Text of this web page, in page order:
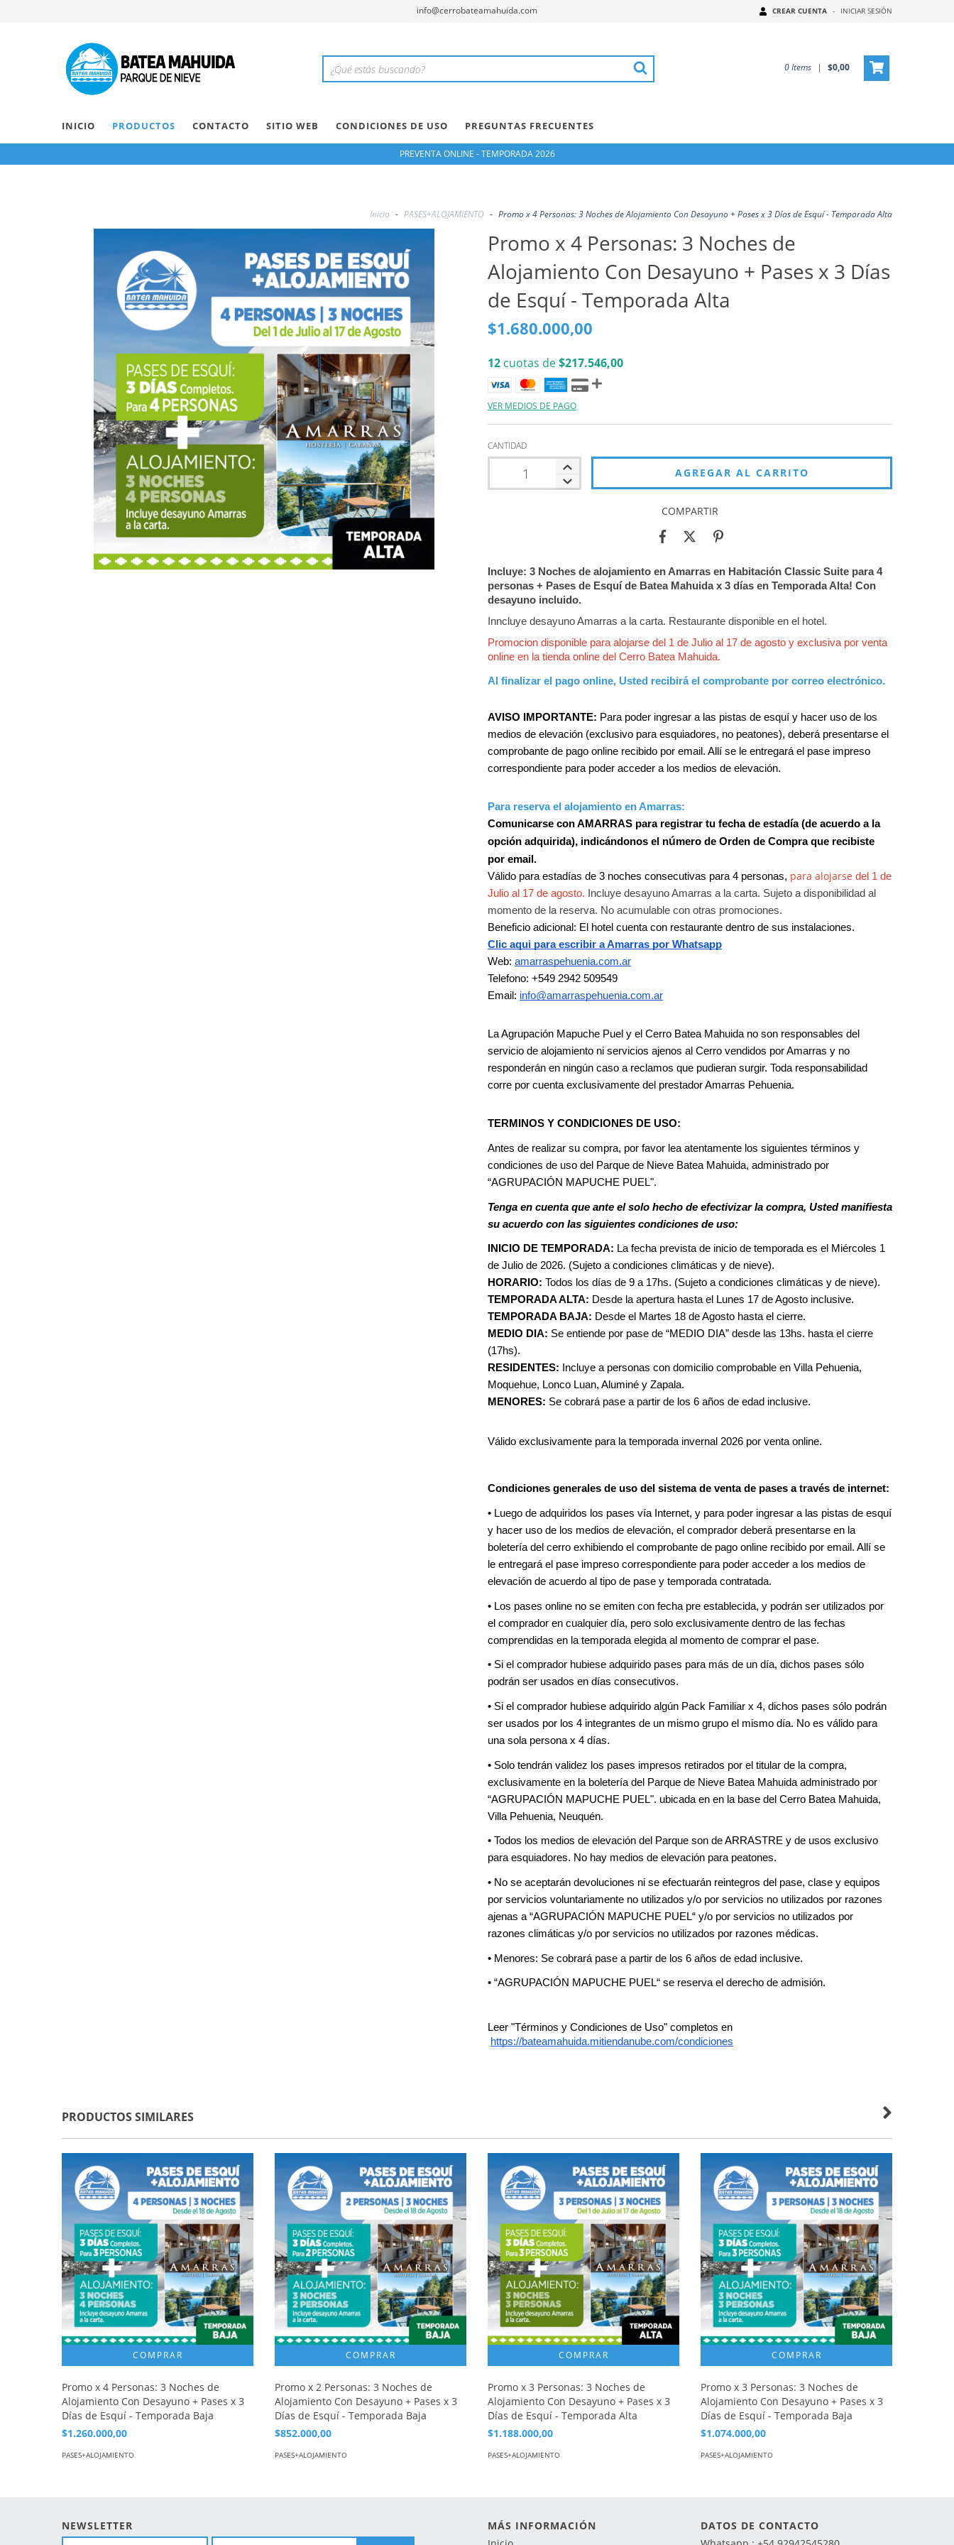
info@cerrobateamahuida.com CREAR CUENTA - INICIAR SESIÓN
0Items | $0,00
INICIO PRODUCTOS CONTACTO SITIO WEB CONDICIONES DE USO PREGUNTAS FRECUENTES
PREVENTA ONLINE - TEMPORADA 2026
Inicio - PASES+ALOJAMIENTO - Promo x 4 Personas: 3 Noches de Alojamiento Con Desayuno + Pases x 3 Días de Esquí - Temporada Alta
Promo x 4 Personas: 3 Noches de
Alojamiento Con Desayuno + Pases x 3 Días
de Esquí - Temporada Alta
$1.680.000,00
12 cuotas de$217.546,00
VER MEDIOS DE PAGO
CANTIDAD
COMPARTIR
Incluye: 3 Noches de alojamiento en Amarras en Habitación Classic Suite para 4
personas + Pases de Esquí de Batea Mahuida x 3 días en Temporada Alta! Con
desayuno incluido.
Inncluye desayuno Amarras a la carta. Restaurante disponible en el hotel.
Promocion disponible para alojarse del 1 de Julio al 17 de agosto y exclusiva por venta
online en la tienda online del Cerro Batea Mahuida.
Al finalizar el pago online, Usted recibirá el comprobante por correo electrónico.
AVISO IMPORTANTE: Para poder ingresar a las pistas de esquí y hacer uso de los
medios de elevación (exclusivo para esquiadores, no peatones), deberá presentarse el
comprobante de pago online recibido por email. Allí se le entregará el pase impreso
correspondiente para poder acceder a los medios de elevación.
Para reserva el alojamiento en Amarras:
Comunicarse con AMARRAS para registrar tu fecha de estadía (de acuerdo a la
opción adquirida), indicándonos el número de Orden de Compra que recibiste
por email.
Válido para estadías de 3 noches consecutivas para 4 personas, para alojarse del 1 de
Julio al 17 de agosto.
Incluye desayuno Amarras a la carta. Sujeto a disponibilidad al
momento de la reserva. No acumulable con otras promociones.
Beneficio adicional: El hotel cuenta con restaurante dentro de sus instalaciones.
Clic aqui para escribir a Amarras por Whatsapp
Web: amarraspehuenia.com.ar
Telefono: +549 2942 509549
Email: info@amarraspehuenia.com.ar
La Agrupación Mapuche Puel y el Cerro Batea Mahuida no son responsables del
servicio de alojamiento ni servicios ajenos al Cerro vendidos por Amarras y no
responderán en ningún caso a reclamos que pudieran surgir. Toda responsabilidad
corre por cuenta exclusivamente del prestador Amarras Pehuenia.
TERMINOS Y CONDICIONES DE USO:
Antes de realizar su compra, por favor lea atentamente los siguientes términos y
condiciones de uso del Parque de Nieve Batea Mahuida, administrado por
“AGRUPACIÓN MAPUCHE PUEL".
Tenga en cuenta que ante el solo hecho de efectivizar la compra, Usted manifiesta
su acuerdo con las siguientes condiciones de uso:
INICIO DE TEMPORADA: La fecha prevista de inicio de temporada es el Miércoles 1
de Julio de 2026. (Sujeto a condiciones climáticas y de nieve).
HORARIO: Todos los días de 9 a 17hs. (Sujeto a condiciones climáticas y de nieve).
TEMPORADA ALTA: Desde la apertura hasta el Lunes 17 de Agosto inclusive.
TEMPORADA BAJA: Desde el Martes 18 de Agosto hasta el cierre.
MEDIO DIA: Se entiende por pase de “MEDIO DIA” desde las 13hs. hasta el cierre
(17hs).
RESIDENTES: Incluye a personas con domicilio comprobable en Villa Pehuenia,
Moquehue, Lonco Luan, Aluminé y Zapala.
MENORES: Se cobrará pase a partir de los 6 años de edad inclusive.
Válido exclusivamente para la temporada invernal 2026 por venta online.
Condiciones generales de uso del sistema de venta de pases a través de internet:
• Luego de adquiridos los pases vía Internet, y para poder ingresar a las pistas de esquí
y hacer uso de los medios de elevación, el comprador deberá presentarse en la
boletería del cerro exhibiendo el comprobante de pago online recibido por email. Allí se
le entregará el pase impreso correspondiente para poder acceder a los medios de
elevación de acuerdo al tipo de pase y temporada contratada.
• Los pases online no se emiten con fecha pre establecida, y podrán ser utilizados por
el comprador en cualquier día, pero solo exclusivamente dentro de las fechas
comprendidas en la temporada elegida al momento de comprar el pase.
• Si el comprador hubiese adquirido pases para más de un día, dichos pases sólo
podrán ser usados en días consecutivos.
• Si el comprador hubiese adquirido algún Pack Familiar x 4, dichos pases sólo podrán
ser usados por los 4 integrantes de un mismo grupo el mismo día. No es válido para
una sola persona x 4 días.
• Solo tendrán validez los pases impresos retirados por el titular de la compra,
exclusivamente en la boletería del Parque de Nieve Batea Mahuida administrado por
“AGRUPACIÓN MAPUCHE PUEL". ubicada en en la base del Cerro Batea Mahuida,
Villa Pehuenia, Neuquén.
• Todos los medios de elevación del Parque son de ARRASTRE y de usos exclusivo
para esquiadores. No hay medios de elevación para peatones.
• No se aceptarán devoluciones ni se efectuarán reintegros del pase, clase y equipos
por servicios voluntariamente no utilizados y/o por servicios no utilizados por razones
ajenas a “AGRUPACIÓN MAPUCHE PUEL“ y/o por servicios no utilizados por
razones climáticas y/o por servicios no utilizados por razones médicas.
• Menores: Se cobrará pase a partir de los 6 años de edad inclusive.
• “AGRUPACIÓN MAPUCHE PUEL“ se reserva el derecho de admisión.
Leer "Términos y Condiciones de Uso" completos en
https://bateamahuida.mitiendanube.com/condiciones
PRODUCTOS SIMILARES
Promo x 4 Personas: 3 Noches de
Alojamiento Con Desayuno + Pases x 3
Días de Esquí - Temporada Baja
$1.260.000,00
PASES+ALOJAMIENTO
Promo x 2 Personas: 3 Noches de
Alojamiento Con Desayuno + Pases x 3
Días de Esquí - Temporada Baja
$852.000,00
PASES+ALOJAMIENTO
Promo x 3 Personas: 3 Noches de
Alojamiento Con Desayuno + Pases x 3
Días de Esquí - Temporada Alta
$1.188.000,00
PASES+ALOJAMIENTO
Promo x 3 Personas: 3 Noches de
Alojamiento Con Desayuno + Pases x 3
Días de Esquí - Temporada Baja
$1.074.000,00
PASES+ALOJAMIENTO
NEWSLETTER
MÁS INFORMACIÓN
DATOS DE CONTACTO